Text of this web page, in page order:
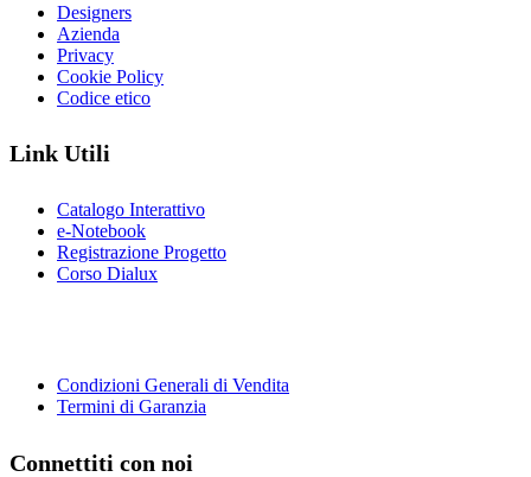
Designers
Azienda
Privacy
Cookie Policy
Codice etico
Link Utili
Catalogo Interattivo
e-Notebook
Registrazione Progetto
Corso Dialux
Condizioni Generali di Vendita
Termini di Garanzia
Connettiti con noi